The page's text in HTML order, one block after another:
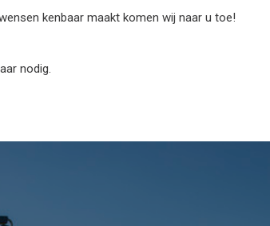
kenbaar maakt komen wij naar u toe!
nodig.